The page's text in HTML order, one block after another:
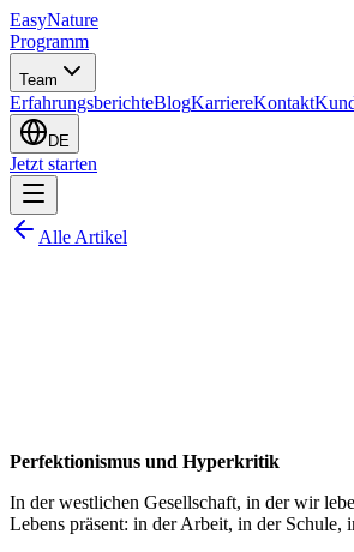
EasyNature
Programm
Team
ErfahrungsberichteBlogKarriereKontakt
DE
Jetzt starten
Alle Artikel
Perfektionismus und Hyperkritik
In der westlichen Gesellschaft, in der wir
Lebens präsent: in der Arbeit, in der Schule,